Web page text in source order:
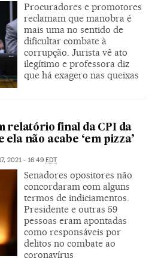
Procuradores e promotores
reclamam que manobra é
mais uma no sentido de
dificultar combate à
corrupção. Jurista vê ato
ilegítimo e professora diz
que há exagero nas queixas
relatório final da CPI da
não acabe ‘em pizza’
2021 - 16:49 EDT
Senadores opositores não
concordaram com alguns
termos de indiciamentos.
Presidente e outras 59
pessoas eram apontadas
como responsáveis por
delitos no combate ao
coronavírus